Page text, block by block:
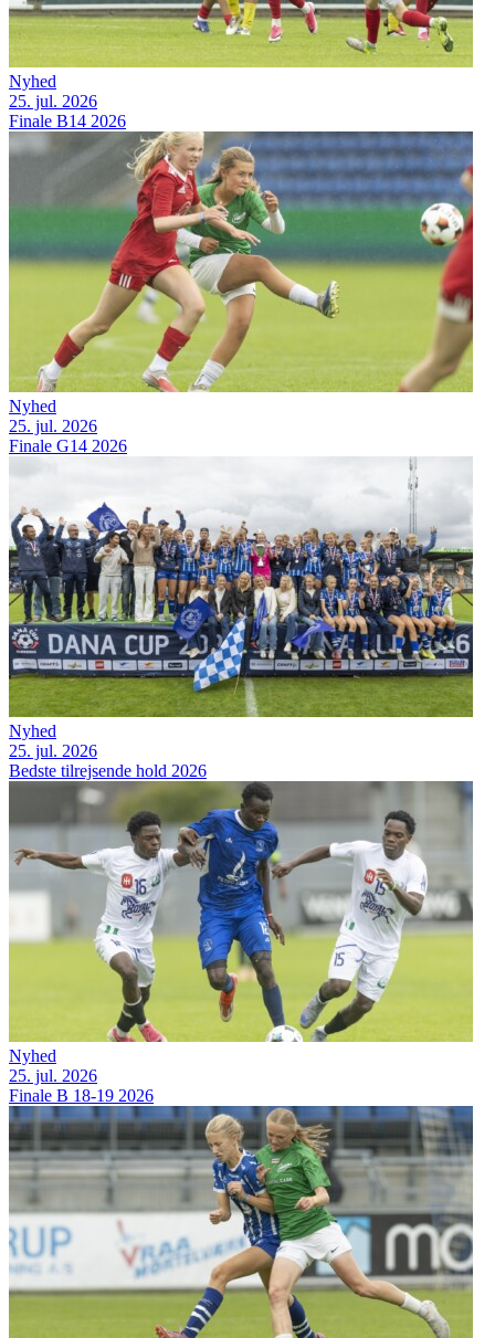
Nyhed
25. jul. 2026
Finale B14 2026
Nyhed
25. jul. 2026
Finale G14 2026
Nyhed
25. jul. 2026
Bedste tilrejsende hold 2026
Nyhed
25. jul. 2026
Finale B 18-19 2026